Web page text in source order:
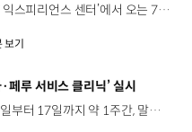
기아가 평택 ‘PBV 익스피리언스 센터’에서 오는 7월 10일까지, 프리미엄 오디오 브랜드 ‘하만카돈’과의 특별한 컬래버레이션 전시를 진행합니다. ‘하만카돈’은 지난 2015년부터 기아 디 올 뉴 셀토스, 니로, 타스만, EV3, EV4, EV5 등에 카오디오 사운드 시스템을 공급해 왔는데요. 이번 전시는 정적인 분위기의 전시장에서 벗어나, 방문객들에게 사운드와 라이팅이 결합된 이색적인 감성 경험을 제공하기 위해 마련됐습니다. 최양석 상무 / 기아 Fleet사업실이번 ‘하만카돈’과의 협업은 PV5의 무한한 확장성을 이색적인 방식으로 선보이고자 하는 고민에서 출발했습니다. 캠핑, 모빌리티, 레저 그리고 프라이빗한 청음 스튜디오 등 PV5가 선사하는 다채로운 가능성을 직접 체감해 보시기를 기대합니다. 표종훈 사장 / 하만인터내셔널코리아기아 ‘PBV 익스피리언스 센터’와 ‘하만카돈’의 브랜드 컬래버레이션은 기아 PV5 차량의 자유롭고 유연한 공간과 '하만카돈’ 제품이 어우러진 인테리어 감각을 통해서 새로운 프리미엄 라이프 스타일을 제안합니다. 센터를 찾으시는 많은 분들이 빛과 사운드가 완벽하게 어우러진 이 공간에서 오디오를 경험하는 그 순간을 오랫동안 아름다운 기억으로 간직하시기를 바랍니다. 이를 위해 카고 모델 내부는 다채로운 조명과 프리미엄 사운드를 즐길 수 있는 ‘청음 스튜디오’로, 패신저 모델은 아웃도어 감성의 ‘캠핑 스테이션’으로 꾸며 PV5의 무한한 공간 확장성을 직관적으로 전달할 것으로 기대되는데요. 기아는 앞으로도 PV5가 선사하는 차별화된 라이프스타일과 다목적 활용성을 고객들에게 지속적으로 알려 나갈 계획입니다.
보기
페루 서비스 클리닉’ 실시
기아가 지난달 11일부터 17일까지 약 1주간, 말레이시아와 페루에서 서비스 클리닉을 성공적으로 운영했습니다. 이번 서비스 클리닉은 본사와 권역, 현지 법인 및 대리점이 협업한 고객 맞춤형 프로그램으로 지속적인 판매 성장 기반을 마련하기 위해 추진됐는데요. 말레이시아에서는 본사에서 파견된 기술 전문가 등이 총 171대를 대상으로 고난도 차량 점검 및 고객 상담을 진행했습니다. 또한, ‘Family Day’와 ‘Media Day’ 등 고객 참여형 프로그램도 함께 운영해 만족도를 높였습니다. 말레이시아 서비스 클리닉 참여 고객서비스 클리닉에서 진행된 프로그램들이 정말 인상적이었어요. 모두 가족이 함께 즐길 수 있도록 구성돼 있었거든요. 기아가 가족을 중요하게 생각하는 브랜드라는 점을 느낄 수 있었습니다.Even the activities that they had for this clinic, it's amazing, they're all really family-friendly. So, I can see that Kia itself is a very family-oriented brand. 말레이시아 서비스 클리닉 참여 고객한국에서 온 정비사가 차량을 점검해 주셨는데, 차 상태가 좋다고 말씀해 주셨습니다. After the car has been touched by a technician from Korea, who said my car is in good condition. 말레이시아 서비스 클리닉 참여 고객차량을 구매할 계획이 있는 친구나 가족들에게 기아를 꼭 추천하고 싶습니다.I would definitely recommend to my friends and family to consider Kia as their next purchase. 한편 페루에서는 총 155대 차량에 대한 무상 점검과 기술 지원을 진행했는데요. 이와 함께 ‘FIFA 월드컵 2026™’ 캠페인과 연계한 ‘Kia Fan Experience’ 행사를 진행해 큰 호응을 얻었습니다. Alex Aliaga / General Manager (기아 딜러) / Astara Retail서비스팀 전체가 가장 중요하게 생각하는 것은 고객입니다. 우리는 고객 한 분 한 분의 경험을 맞춤형으로 제공하고, 무엇보다 시간이 지나도 투명하고 진솔한 소통을 이어가기 위해 노력하고 있습니다.The most important focus for the entire service team is the customer. We strive to personalize each customer’s experience and, above all, maintain open and honest communication over time. 페루 서비스 클리닉 참여 고객공식 기아 서비스센터에 차량을 맡기면 믿고 맡길 수 있다는 확신이 듭니다. 브랜드와 차량, 엔진에 대해 누구보다 잘 아는 전문가들이 정비를 담당하기 때문입니다.Bringing my car to an official kia service center gives me confidence that the work will be done honestly. Because I’m dealing with people who know the brand, know the car, and know the engine. 기아는 앞으로도 글로벌 주요 시장에서 서비스 클리닉과 고객 체험 프로그램을 운영해 브랜드 경쟁력을 강화할 계획입니다.